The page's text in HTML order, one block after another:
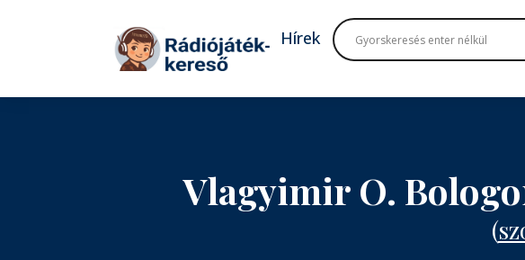
Tovább a tartalomhoz
Hírek
Vlagyimir O.
(